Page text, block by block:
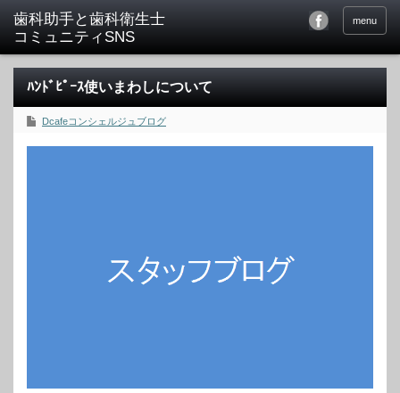
menu
ﾊﾝﾄﾞﾋﾟｰｽ使いまわしについて
Dcafeコンシェルジュブログ